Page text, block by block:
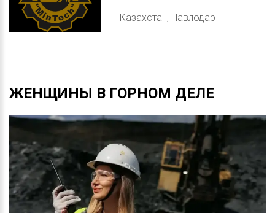
Казахстан, Павлодар
ЖЕНЩИНЫ В ГОРНОМ ДЕЛЕ